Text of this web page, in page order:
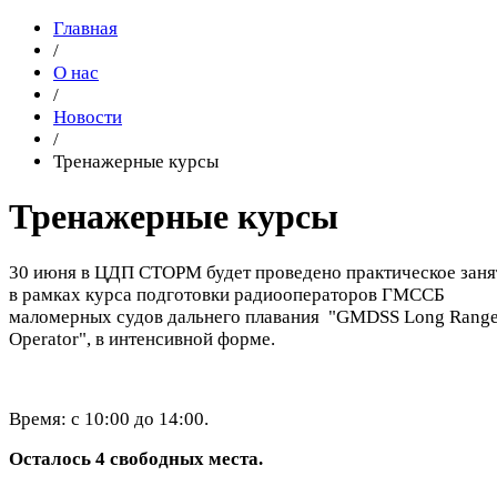
Главная
/
О нас
/
Новости
/
Тренажерные курсы
Тренажерные курсы
30 июня в ЦДП СТОРМ будет проведено практическое
в рамках курса подготовки радиооператоров ГМССБ
маломерных судов дальнего плавания "GMDSS Long
Operator", в интенсивной форме.
Время: с 10:00 до 14:00.
Осталось 4 свободных места.